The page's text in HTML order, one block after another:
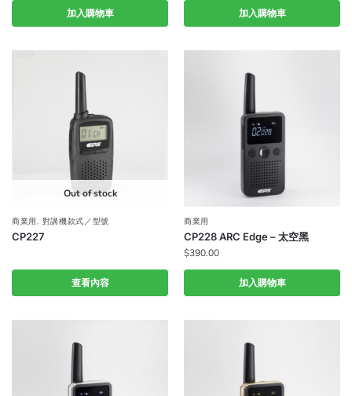
加入購物車 加入購物車
Out of stock
商業用, 對講機款式／型號
CP227
查看內容
商業用
CP228 ARC Edge – 太空黑
$390.00
加入購物車